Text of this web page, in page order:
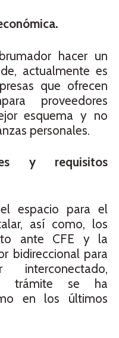
hacer un
actualmente es
que ofrecen
proveedores
esquema y no
personales.
y requisitos
espacio para el
así como, los
ante CFE y la
bidireccional para
trámite se ha
en los últimos